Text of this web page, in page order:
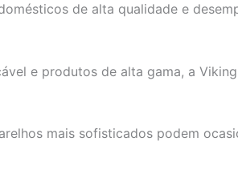
de alta qualidade e
e produtos de alta gama, a
mais sofisticados podem